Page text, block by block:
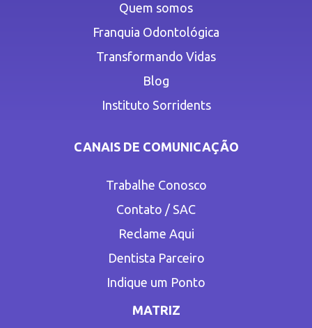
Quem somos
Franquia Odontológica
Transformando Vidas
Blog
Instituto Sorridents
CANAIS DE COMUNICAÇÃO
Trabalhe Conosco
Contato / SAC
Reclame Aqui
Dentista Parceiro
Indique um Ponto
MATRIZ